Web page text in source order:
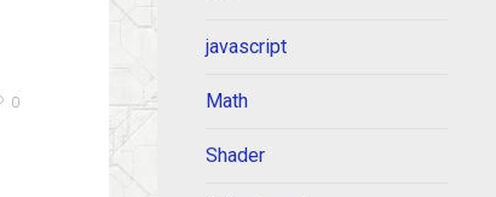
0
javascript
Math
Shader